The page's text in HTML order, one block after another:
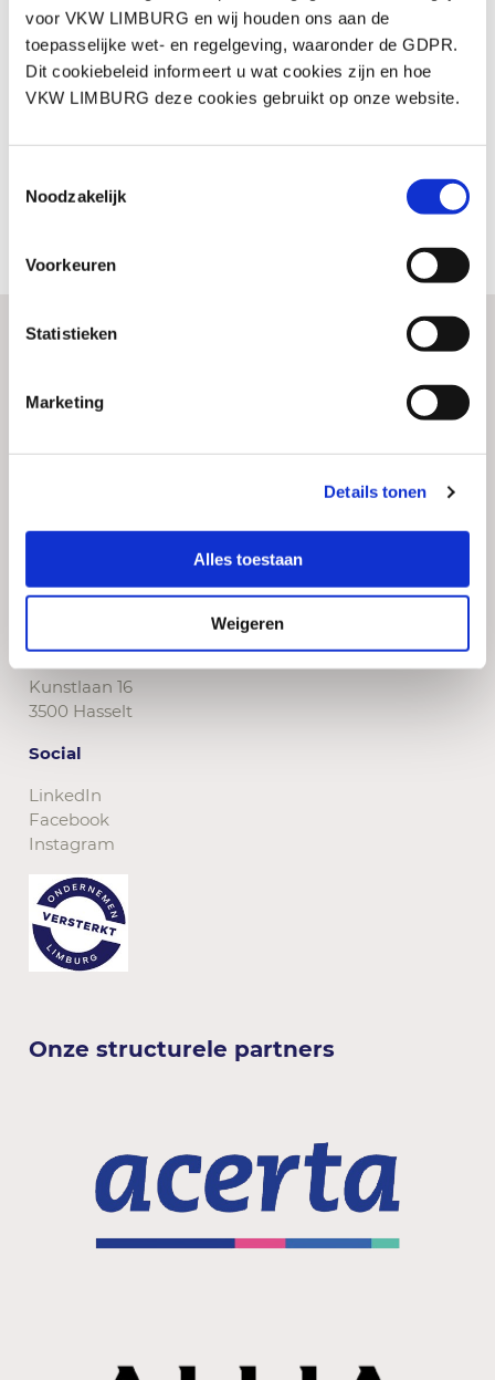
voor VKW LIMBURG en wij houden ons aan de
toepasselijke wet- en regelgeving, waaronder de GDPR.
Dit cookiebeleid informeert u wat cookies zijn en hoe
VKW LIMBURG deze cookies gebruikt op onze website.
Noodzakelijk
Voorkeuren
Statistieken
Marketing
Details tonen
Alles toestaan
Weigeren
OLHZ: Schulensmeer: toekomstvisie
Lummen + netwerkwandeling
Meer info
Recybuild / Uperio
Contact
info@vkwlimburg.be
Adres
Kunstlaan 16
3500 Hasselt
Social
LinkedIn
Facebook
Instagram
Onze structurele partners